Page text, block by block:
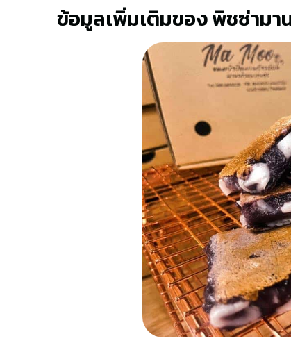
ข้อมูลเพิ่มเติมของ พิชซ่ามา